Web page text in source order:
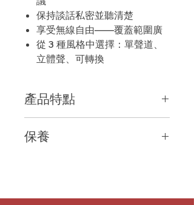
保持談話私密並聽清楚
享受無線自由——覆蓋範圍廣
從 3 種風格中選擇：單聲道、
立體聲、可轉換
產品特點
當今的企業和聯絡中心專業人員使用各
備上方便地召開會議。對於那些只需要
保養